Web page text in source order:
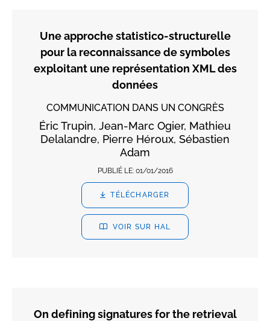
Une approche statistico-structurelle
pour la reconnaissance de symboles
exploitant une représentation XML des
données
COMMUNICATION DANS UN CONGRÈS
Éric Trupin, Jean-Marc Ogier, Mathieu
Delalandre, Pierre Héroux, Sébastien
Adam
PUBLIÉ LE: 01/01/2016
TÉLÉCHARGER
VOIR SUR HAL
On defining signatures for the retrieval